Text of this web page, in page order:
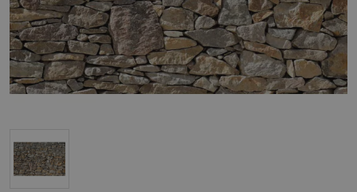
t
e
i
n
d
a
n
d